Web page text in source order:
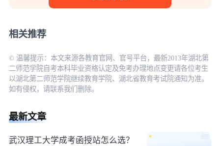
相关推荐
© 温馨提示：本文来源各教育官网、官号平台，最新2013年湖北第
二师范学院自考本科毕业资格认定及免考办理地点变更请各位考生
以湖北第二师范学院继续教育学院、湖北省教育考试院通知为准。
如有侵权，请联系我们删除。
最新文章
武汉理工大学成考函授站怎么选？